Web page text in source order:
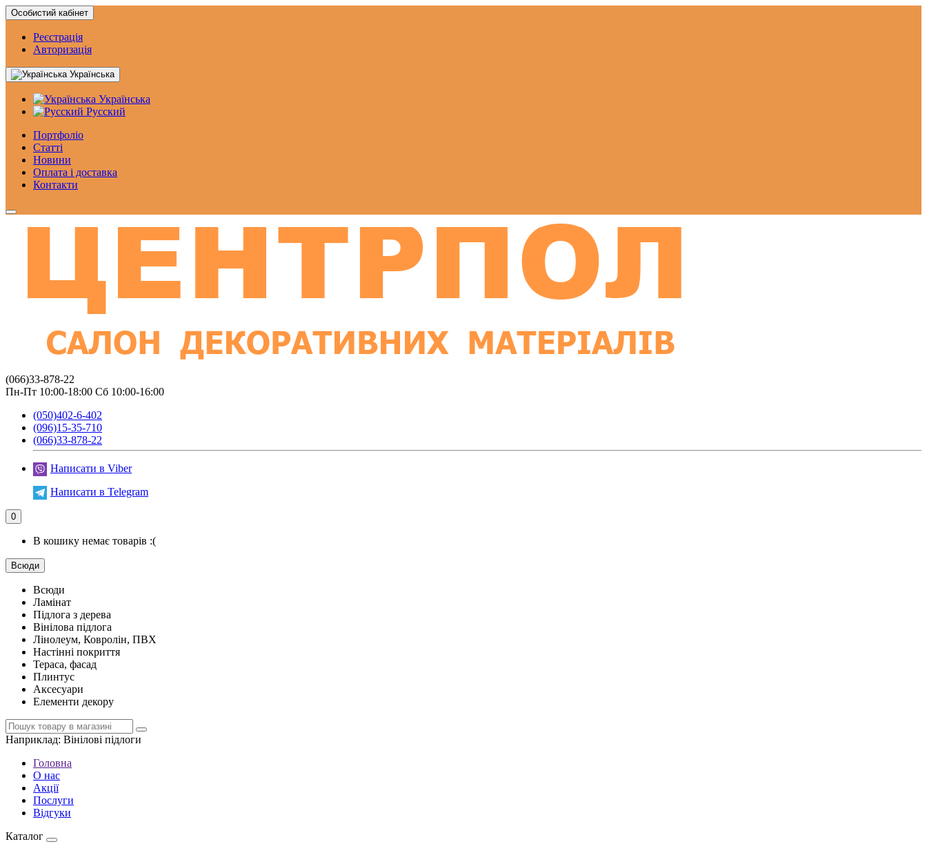
Особистий кабінет
Реєстрація
Авторизація
Українська
Українська
Русский
Портфоліо
Статтi
Новини
Оплата і доставка
Контакти
(066)33-878-22
Пн-Пт 10:00-18:00 Сб 10:00-16:00
(050)402-6-402
(096)15-35-710
(066)33-878-22
Написати в Viber
Написати в Telegram
0
В кошику немає товарів :(
Всюди
Всюди
Ламінат
Підлога з дерева
Вінілова підлога
Лінолеум, Ковролін, ПВХ
Настінні покриття
Тераса, фасад
Плинтус
Аксесуари
Елементи декору
Наприклад: Вінілові підлоги
Головна
О нас
Акції
Послуги
Відгуки
Каталог